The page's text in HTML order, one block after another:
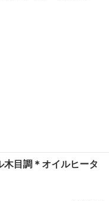
木目調＊オイルヒータ